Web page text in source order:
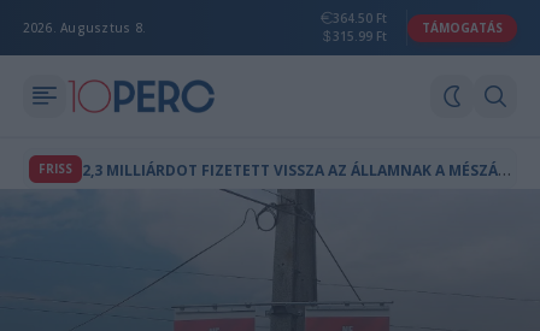
2026. Augusztus 8.
364.50 Ft
315.99 Ft
TÁMOGATÁS
FRISS 2
,3 MILLIÁRDOT FIZETETT VISSZA AZ ÁLLAMNAK A MÉSZÁROS LŐRINCHEZ KÖTHETŐ MAGÁNTŐKEALAP